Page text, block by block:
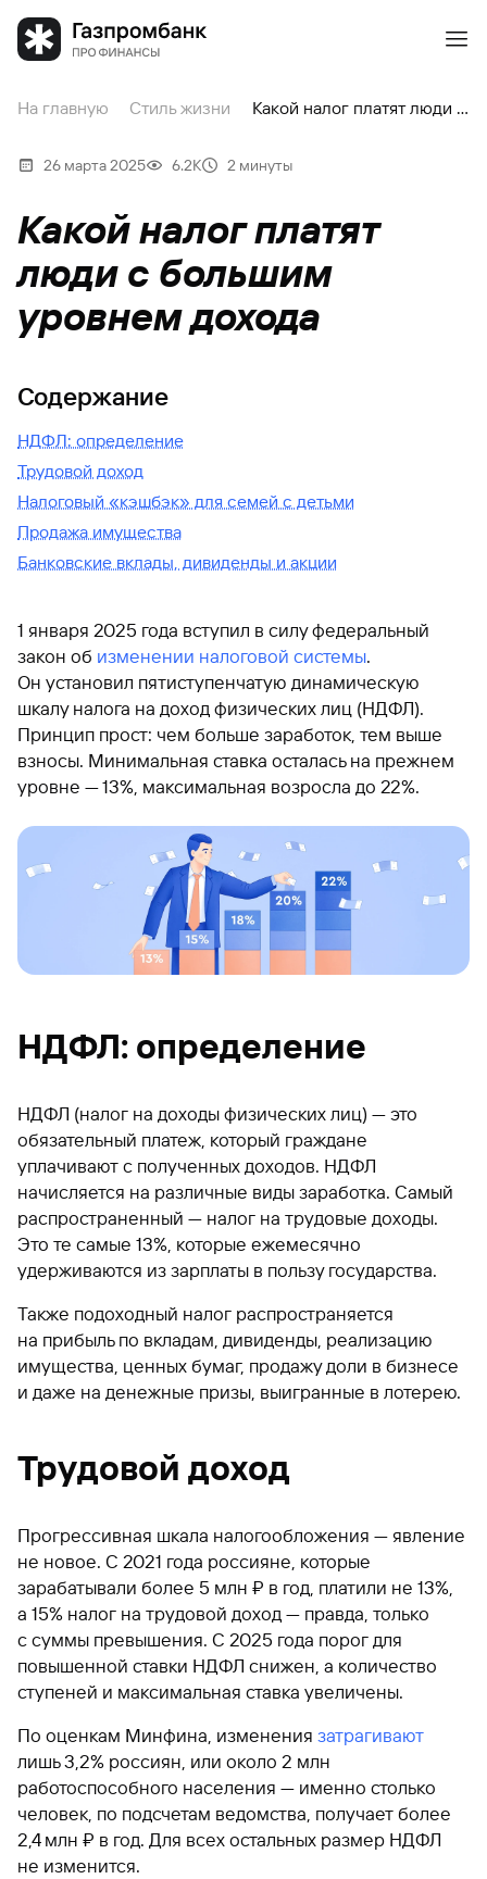
На главную Стиль жизни Какой налог платят люди с большим уровнем дохода
26 марта 2025 6.2К 2 минуты
Какой налог платят
люди с большим
уровнем дохода
Содержание
НДФЛ: определение
Трудовой доход
Налоговый «кэшбэк» для семей с детьми
Продажа имущества
Банковские вклады, дивиденды и акции
1 января 2025 года вступил в силу федеральный
закон об изменении налоговой системы.
Он установил пятиступенчатую динамическую
шкалу налога на доход физических лиц (НДФЛ).
Принцип прост: чем больше заработок, тем выше
взносы. Минимальная ставка осталась на прежнем
уровне — 13%, максимальная возросла до 22%.
НДФЛ: определение
НДФЛ (налог на доходы физических лиц) — это
обязательный платеж, который граждане
уплачивают с полученных доходов. НДФЛ
начисляется на различные виды заработка. Самый
распространенный — налог на трудовые доходы.
Это те самые 13%, которые ежемесячно
удерживаются из зарплаты в пользу государства.
Также подоходный налог распространяется
на прибыль по вкладам, дивиденды, реализацию
имущества, ценных бумаг, продажу доли в бизнесе
и даже на денежные призы, выигранные в лотерею.
Трудовой доход
Прогрессивная шкала налогообложения — явление
не новое. С 2021 года россияне, которые
зарабатывали более 5 млн ₽ в год, платили не 13%,
а 15% налог на трудовой доход — правда, только
с суммы превышения. С 2025 года порог для
повышенной ставки НДФЛ снижен, а количество
ступеней и максимальная ставка увеличены.
По оценкам Минфина, изменения затрагивают
лишь 3,2% россиян, или около 2 млн
работоспособного населения — именно столько
человек, по подсчетам ведомства, получает более
2,4 млн ₽ в год. Для всех остальных размер НДФЛ
не изменится.